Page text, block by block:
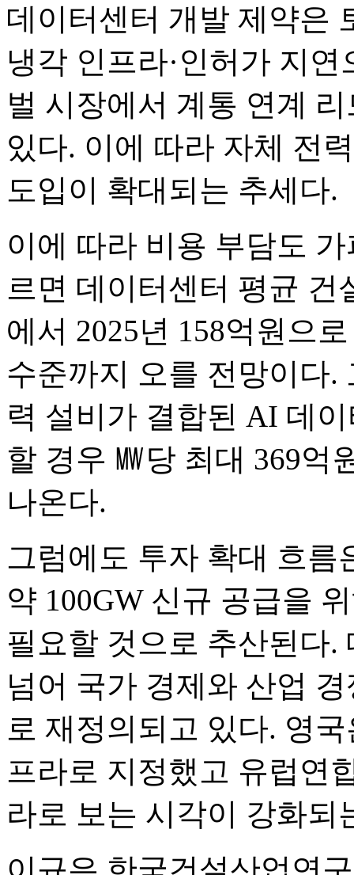
데이터센터 개발 제약은
냉각 인프라·인허가 지
벌 시장에서 계통 연계
있다. 이에 따라 자체 전
도입이 확대되는 추세다.
이에 따라 비용 부담도
르면 데이터센터 평균 건
에서 2025년 158억원으
수준까지 오를 전망이다.
력 설비가 결합된 AI 데
할 경우 ㎿당 최대 369억
나온다.
그럼에도 투자 확대 흐름
약 100GW 신규 공급을
필요할 것으로 추산된다
넘어 국가 경제와 산업
로 재정의되고 있다. 영
프라로 지정했고 유럽연
라로 보는 시각이 강화되